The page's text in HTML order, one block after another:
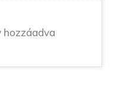
hozzáadva